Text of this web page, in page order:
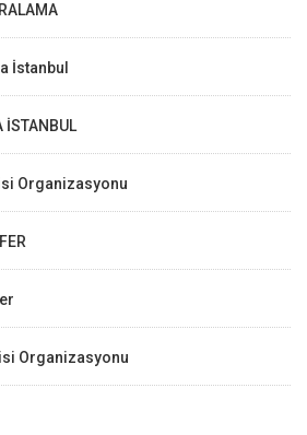
İstanbul
İSTANBUL
Organizasyonu
Organizasyonu